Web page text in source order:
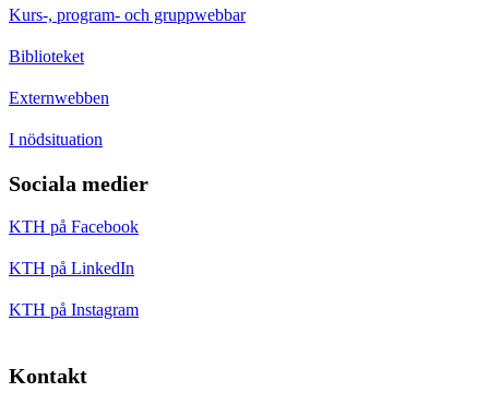
Kurs-, program- och gruppwebbar
Biblioteket
Externwebben
I nödsituation
Sociala medier
KTH på Facebook
KTH på LinkedIn
KTH på Instagram
Kontakt